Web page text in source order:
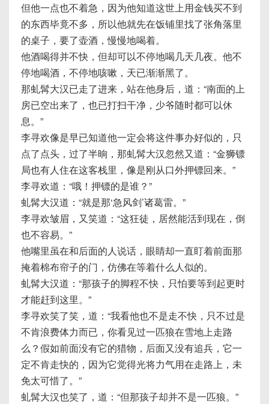
但他一点也不着急，因为他知道这世上用金钱买不到
的东西毕竟不多，所以他就先在饭铺里找了张角落里
的桌子，要了壶酒，慢慢地喝着。
他酒喝得并不快，但却可以不停地喝几天几夜。他不
停地喝酒，不停地咳嗽，天已渐渐黑了。
那虬髯大汉已走了进来，站在他身后，道：“南面的上
房已空出来了，也已打扫干净，少爷随时都可以休
息。”
李寻欢像是早已知道他一定会将这件事办好似的，只
点了点头，过了半晌，那虬髯大汉忽然又道：“金狮镖
局也有人住在这客栈里，像是刚从口外押镖回来。”
李寻欢道：“哦！押镖的是谁？”
虬髯大汉道：“就是那‘急风剑’诸葛雷。”
李寻欢皱眉，又笑道：“这狂徒，居然能活到现在，倒
也不容易。”
他嘴里虽在和后面的人说话，眼睛却一直盯着前面那
掩着棉布帘子的门，仿佛在等着什么人似的。
虬髯大汉道：“那孩子的脚程不快，只怕要等到起更时
才能赶到这里。”
李寻欢笑了笑，道：“我看他也不是走不快，只不过是
不肯浪费体力而已，你看见过一匹狼在雪地上走路
么？假如前面没有它的猎物，后面又没有追兵，它一
定不肯走快的，因为它觉得光将力气用在走路上，未
免太可惜了。”
虬髯大汉也笑了，道：“但那孩子却并不是一匹狼。”